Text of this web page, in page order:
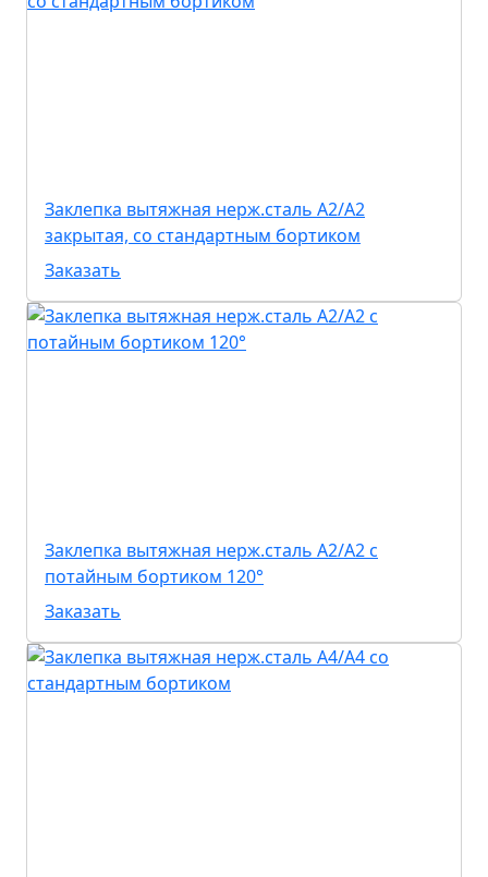
Заклепка вытяжная нерж.сталь А2/А2
закрытая, со стандартным бортиком
Заказать
Заклепка вытяжная нерж.сталь А2/А2 с
потайным бортиком 120°
Заказать